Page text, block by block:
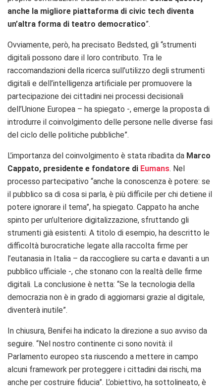
anche la migliore piattaforma di civic tech diventa
un’altra forma di teatro democratico”.
Ovviamente, però, ha precisato Bedsted, gli “strumenti
digitali possono dare il loro contributo. Tra le
raccomandazioni della ricerca sull’utilizzo degli strumenti
digitali e dell’intelligenza artificiale per promuovere la
partecipazione dei cittadini nei processi decisionali
dell’Unione Europea – ha spiegato -, emerge la proposta di
introdurre il coinvolgimento delle persone nelle diverse fasi
del ciclo delle politiche pubbliche”.
L’importanza del coinvolgimento è stata ribadita da Marco
Cappato, presidente e fondatore di Eumans. Nel
processo partecipativo “anche la conoscenza è potere: se
il pubblico sa di cosa si parla, è più difficile per chi detiene il
potere ignorare il tema”, ha spiegato. Cappato ha anche
spinto per un’ulteriore digitalizzazione, sfruttando gli
strumenti già esistenti. A titolo di esempio, ha descritto le
difficoltà burocratiche legate alla raccolta firme per
l’eutanasia in Italia – da raccogliere su carta e davanti a un
pubblico ufficiale -, che stonano con la realtà delle firme
digitali. La conclusione è netta: “Se la tecnologia della
democrazia non è in grado di aggiornarsi grazie al digitale,
diventerà inutile”.
In chiusura, Benifei ha indicato la direzione a suo avviso da
seguire. “Nel nostro continente ci sono novità: il
Parlamento europeo sta riuscendo a mettere in campo
alcuni framework per proteggere i cittadini dai rischi, ma
anche per costruire fiducia”. L’obiettivo, ha sottolineato, è